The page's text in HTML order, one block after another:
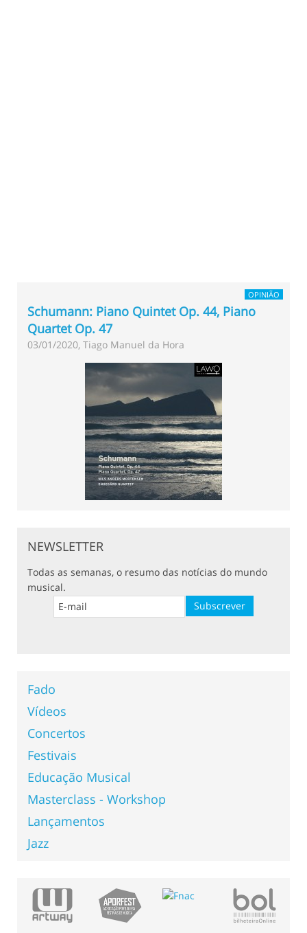
OPINIÃO
Schumann: Piano Quintet Op. 44, Piano
Quartet Op. 47
03/01/2020, Tiago Manuel da Hora
NEWSLETTER
Todas as semanas, o resumo das notícias do mundo
musical.
Fado
Vídeos
Concertos
Festivais
Educação Musical
Masterclass - Workshop
Lançamentos
Jazz